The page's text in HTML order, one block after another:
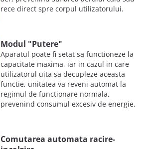
rece direct spre corpul utilizatorului.
Modul "Putere"
Aparatul poate fi setat sa functioneze la
capacitate maxima, iar in cazul in care
utilizatorul uita sa decupleze aceasta
functie, unitatea va reveni automat la
regimul de functionare normala,
prevenind consumul excesiv de energie.
Comutarea automata racire-